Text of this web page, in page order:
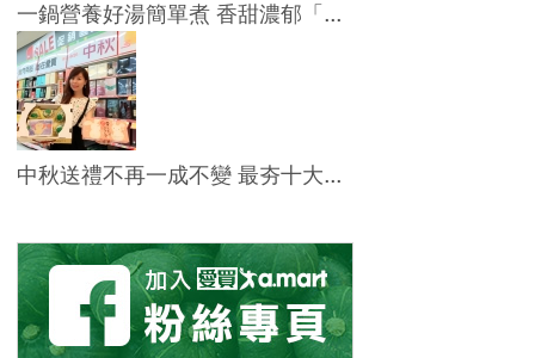
一鍋營養好湯簡單煮 香甜濃郁「...
中秋送禮不再一成不變 最夯十大...